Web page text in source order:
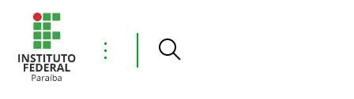
⋮